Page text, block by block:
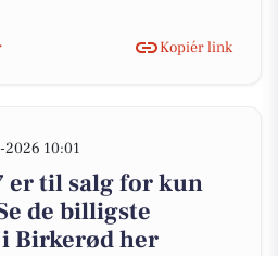
Kopiér link
2026 10:01
er til salg for kun
de billigste
Birkerød her